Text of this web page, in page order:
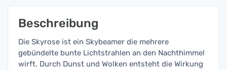
Beschreibung
Die Skyrose ist ein Skybeamer die mehrere
gebündelte bunte Lichtstrahlen an den Nachthimmel
wirft. Durch Dunst und Wolken entsteht die Wirkung